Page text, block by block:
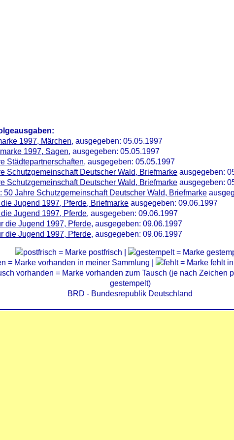
1997, Märchen, ausgegeben: 05.05.1997
1997, Sagen, ausgegeben: 05.05.1997
Städtepartnerschaften, ausgegeben: 05.05.1997
Schutzgemeinschaft Deutscher Wald, Briefmarke ausgegeben:
Schutzgemeinschaft Deutscher Wald, Briefmarke ausgegeben:
50 Jahre Schutzgemeinschaft Deutscher Wald, Briefmarke
die Jugend 1997, Pferde, Briefmarke ausgegeben: 09.06.1997
die Jugend 1997, Pferde, ausgegeben: 09.06.1997
die Jugend 1997, Pferde, ausgegeben: 09.06.1997
die Jugend 1997, Pferde, ausgegeben: 09.06.1997
= Marke postfrisch |
= Marke
= Marke vorhanden in meiner Sammlung |
= Marke fehlt
= Marke vorhanden zum Tausch (je nach Zeichen
gestempelt)
BRD - Bundesrepublik Deutschland